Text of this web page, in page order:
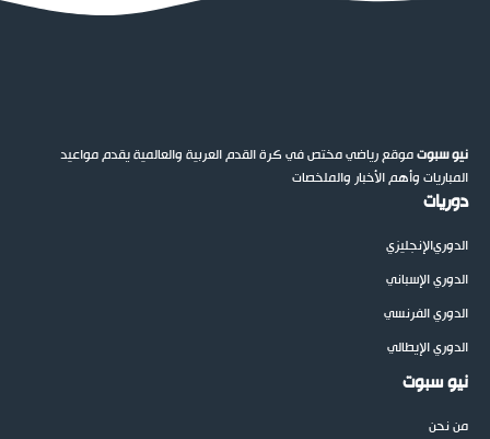
نيو سبوتموقع رياضي مختص في كرة القدم العربية والعالمية يقدم مواعيد
المباريات وأهم الأخبار والملخصات
دوريات
الدوريالإنجليزي
الدوري الإسباني
الدوري الفرنسي
الدوري الإيطالي
نيو سبوت
من نحن